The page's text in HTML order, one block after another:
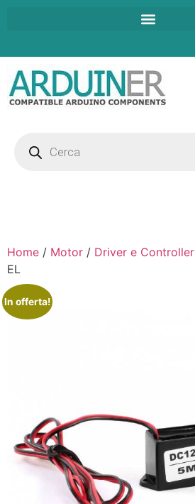
Home / Motor / Driver e Controller
EL
In offerta!